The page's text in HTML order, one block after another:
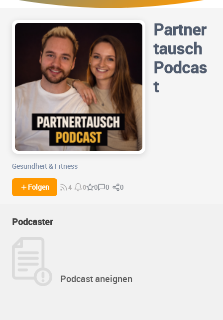
Partner
tausch
Podcas
t
Gesundheit & Fitness
Folgen 4 0 0 0 0
Podcaster
Podcast aneignen